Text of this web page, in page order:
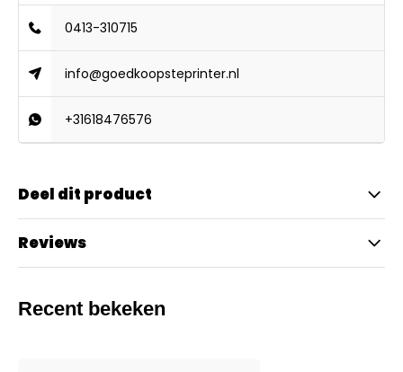
0413-310715
info@goedkoopsteprinter.nl
+31618476576
Deel dit product
Reviews
Recent bekeken